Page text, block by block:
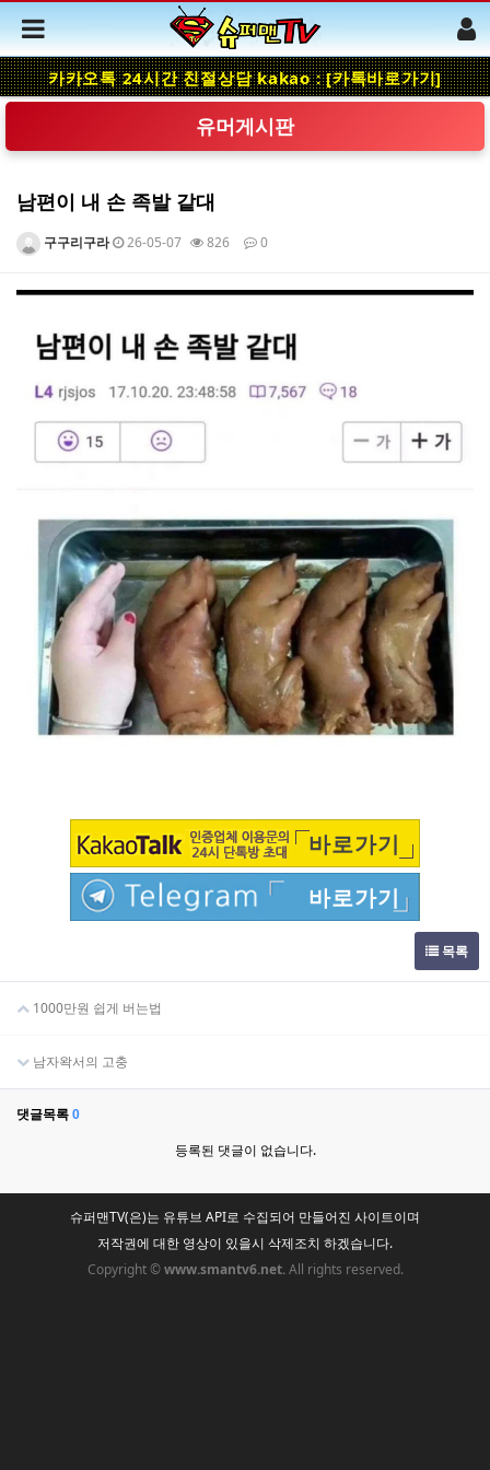
카카오톡 24시간 친절상담 kakao : [카톡바로가기]
유머게시판
남편이 내 손 족발 같대
구구리구라 26-05-07 826 0
본문
바로가기
바로가기
목록
1000만원 쉽게 버는법
남자왁서의 고충
댓글목록 0
등록된 댓글이 없습니다.
슈퍼맨TV(은)는 유튜브 API로 수집되어 만들어진 사이트이며
저작권에 대한 영상이 있을시 삭제조치 하겠습니다.
Copyright ©www.smantv6.net.All rights reserved.